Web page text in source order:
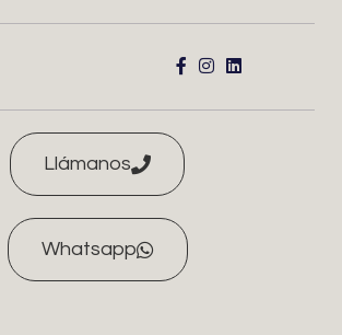
Llámanos
Whatsapp